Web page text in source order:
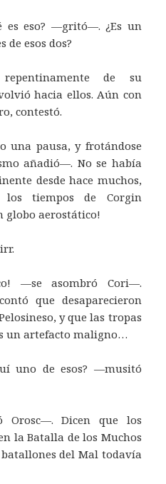
es eso? —gritó—. ¿Es un
de esos dos?
repentinamente de su
hacia ellos. Aún con
contestó.
una pausa, y frotándose
añadió—. No se había
desde hace muchos,
los tiempos de Corgin
globo aerostático!
—se asombró Cori—.
que desaparecieron
y que las tropas
un artefacto maligno…
uno de esos? —musitó
Dicen que los
la Batalla de los Muchos
del Mal todavía